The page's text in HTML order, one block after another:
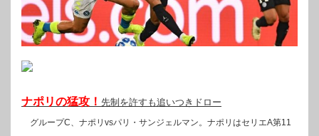
ナポリの猛攻！ 先制を許すも追いつきドロー
グループC、ナポリvsパリ・サンジェルマン。ナポリはセリエA第11